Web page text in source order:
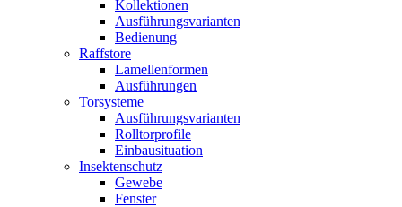
Kollektionen
Ausführungsvarianten
Bedienung
Raffstore
Lamellenformen
Ausführungen
Torsysteme
Ausführungsvarianten
Rolltorprofile
Einbausituation
Insektenschutz
Gewebe
Fenster